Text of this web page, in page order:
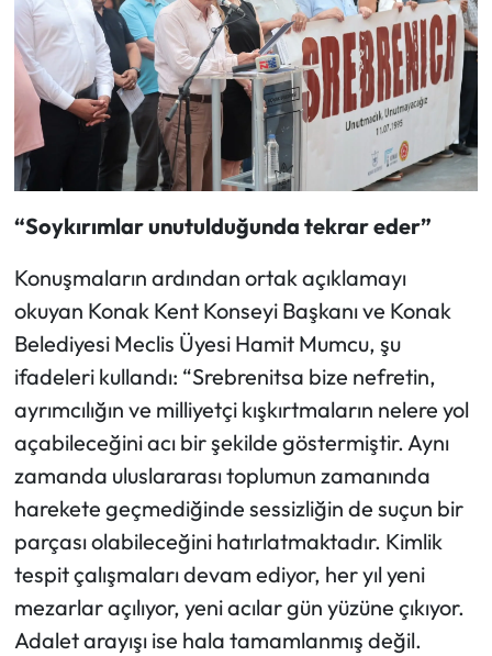
“Soykırımlar unutulduğunda tekrar eder”
Konuşmaların ardından ortak açıklamayı
okuyan Konak Kent Konseyi Başkanı ve Konak
Belediyesi Meclis Üyesi Hamit Mumcu, şu
ifadeleri kullandı: “Srebrenitsa bize nefretin,
ayrımcılığın ve milliyetçi kışkırtmaların nelere yol
açabileceğini acı bir şekilde göstermiştir. Aynı
zamanda uluslararası toplumun zamanında
harekete geçmediğinde sessizliğin de suçun bir
parçası olabileceğini hatırlatmaktadır. Kimlik
tespit çalışmaları devam ediyor, her yıl yeni
mezarlar açılıyor, yeni acılar gün yüzüne çıkıyor.
Adalet arayışı ise hala tamamlanmış değil.